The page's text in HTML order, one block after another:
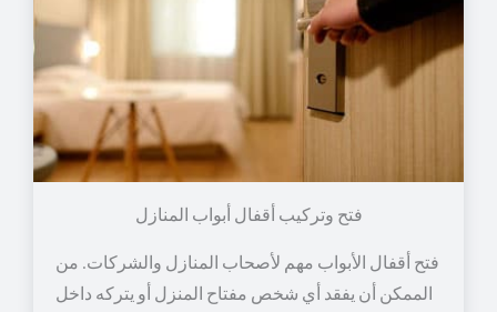
فتح وتركيب أقفال أبواب المنازل
فتح أقفال الأبواب مهم لأصحاب المنازل والشركات. من
الممكن أن يفقد أي شخص مفتاح المنزل أو يتركه داخل